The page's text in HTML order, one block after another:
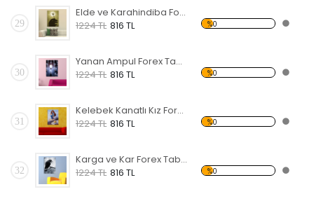
29
Elde ve Karahindiba Forex Tablo
1224 TL 816 TL %0
30
Yanan Ampul Forex Tablo
1224 TL 816 TL %0
31
Kelebek Kanatlı Kız Forex Tablo
1224 TL 816 TL %0
32
Karga ve Kar Forex Tablo
1224 TL 816 TL %0